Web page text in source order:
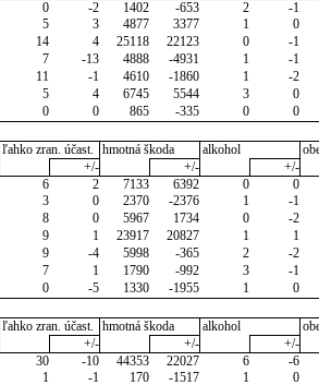
0 -2 1402 -653 2 -1
5 3 4877 3377 1 0
14 4 25118 22123 0 -1
7 -13 4888 -4931 1 -1
11 -1 4610 -1860 1 -2
5 4 6745 5544 3 0
0 0 865 -335 0 0
ľahko zran. účast. hmotná škoda alkohol
+/- +/- +/-
6 2 7133 6392 0 0
3 0 2370 -2376 1 -1
8 0 5967 1734 0 -2
9 1 23917 20827 1 1
9 -4 5998 -365 2 -2
7 1 1790 -992 3 -1
0 -5 1330 -1955 1 0
ľahko zran. účast. hmotná škoda alkohol
+/- +/- +/-
30 -10 44353 22027 6 -6
1 -1 170 -1517 1 0